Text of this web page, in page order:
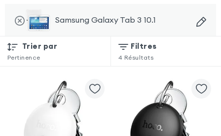
Samsung Galaxy Tab 3 10.1
Trier par
Pertinence
Filtres
4 Résultats